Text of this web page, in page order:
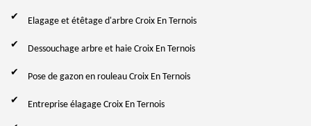
Elagage et étêtage d'arbre Croix En Ternois
Dessouchage arbre et haie Croix En Ternois
Pose de gazon en rouleau Croix En Ternois
Entreprise élagage Croix En Ternois